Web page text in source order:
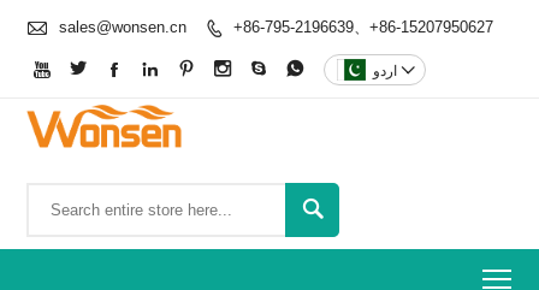
 sales@wonsen.cn  +86-795-2196639、+86-15207950627
        اردو 
